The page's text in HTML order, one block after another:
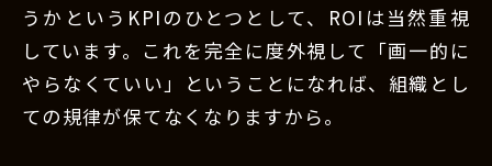
うかというKPIのひとつとして、ROIは当然重視
しています。これを完全に度外視して「画一的に
やらなくていい」ということになれば、組織とし
ての規律が保てなくなりますから。